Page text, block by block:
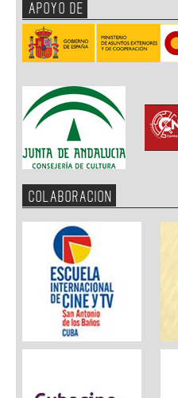
APOYO DE
COLABORACION